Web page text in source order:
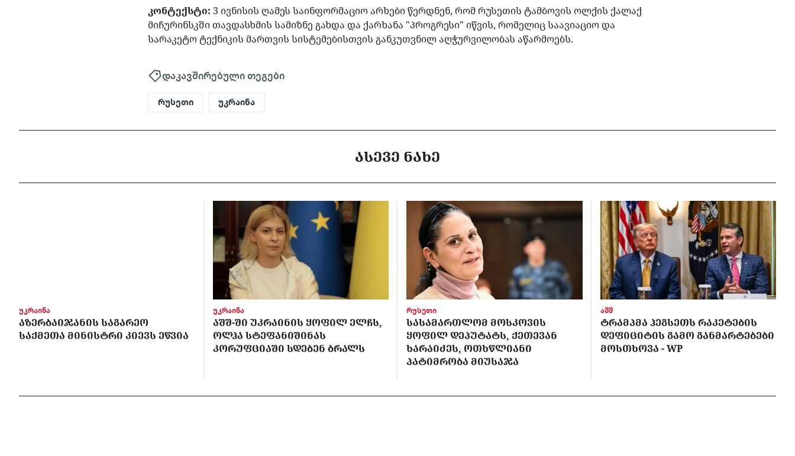
კონტექსტი: 3 ივნისის ღამეს საინფორმაციო არხები წერდნენ, რომ რუსეთის ტამბოვის ოლქის ქალაქ
მიჩურინსკში თავდასხმის სამიზნე გახდა და ქარხანა "პროგრესი"იწვის, რომელიც საავიაციო და
სარაკეტო ტექნიკის მართვის სისტემებისთვის განკუთვნილ აღჭურვილობას აწარმოებს.
დაკავშირებული თეგები
რუსეთი უკრაინა
ᲐᲡᲔᲕᲔ ᲜᲐᲮᲔ
უკრაინა
ᲐᲖᲔᲠᲑᲐᲘᲯᲐᲜᲘᲡ ᲡᲐᲒᲐᲠᲔᲝ
ᲡᲐᲥᲛᲔᲗᲐ ᲛᲘᲜᲘᲡᲢᲠᲘ ᲙᲘᲔᲕᲡ ᲔᲬᲕᲘᲐ
უკრაინა
ᲐᲨᲨ-ᲨᲘ ᲣᲙᲠᲐᲘᲜᲘᲡ ᲧᲝᲤᲘᲚ ᲔᲚᲩᲡ,
ᲝᲚᲰᲐ ᲡᲢᲔᲤᲐᲜᲘᲨᲘᲜᲐᲡ
ᲙᲝᲠᲣᲤᲪᲘᲐᲨᲘ ᲡᲓᲔᲑᲔᲜ ᲑᲠᲐᲚᲡ
რუსეთი
ᲡᲐᲡᲐᲛᲐᲠᲗᲚᲝᲛ ᲛᲝᲡᲙᲝᲕᲘᲡ
ᲧᲝᲤᲘᲚ ᲓᲔᲞᲣᲢᲐᲢᲡ, ᲥᲔᲗᲔᲕᲐᲜ
ᲮᲐᲠᲐᲘᲫᲔᲡ, ᲝᲗᲮᲬᲚᲘᲐᲜᲘ
ᲞᲐᲢᲘᲛᲠᲝᲑᲐ ᲛᲘᲣᲡᲐᲯᲐ
აშშ
ᲢᲠᲐᲛᲞᲛᲐ ᲰᲔᲒᲡᲔᲗᲡ ᲠᲐᲙᲔᲢᲔᲑᲘᲡ
ᲓᲔᲤᲘᲪᲘᲢᲘᲡ ᲒᲐᲛᲝ ᲒᲐᲜᲛᲐᲠᲢᲔᲑᲔᲑᲘ
ᲛᲝᲡᲗᲮᲝᲕᲐ - WP